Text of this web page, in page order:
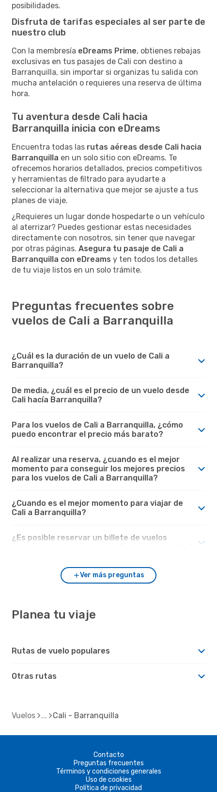
posibilidades.
Disfruta de tarifas especiales al ser parte de
nuestro club
Con la membresía eDreams Prime, obtienes rebajas
exclusivas en tus pasajes de Cali con destino a
Barranquilla, sin importar si organizas tu salida con
mucha antelación o requieres una reserva de última
hora.
Tu aventura desde Cali hacia
Barranquilla inicia con eDreams
Encuentra todas las rutas aéreas desde Cali hacia
Barranquilla en un solo sitio con eDreams. Te
ofrecemos horarios detallados, precios competitivos
y herramientas de filtrado para ayudarte a
seleccionar la alternativa que mejor se ajuste a tus
planes de viaje.
¿Requieres un lugar donde hospedarte o un vehículo
al aterrizar? Puedes gestionar estas necesidades
directamente con nosotros, sin tener que navegar
por otras páginas. Asegura tu pasaje de Cali a
Barranquilla con eDreams y ten todos los detalles
de tu viaje listos en un solo trámite.
Preguntas frecuentes sobre
vuelos de Cali a Barranquilla
¿Cuál es la duración de un vuelo de Cali a
Barranquilla?
De media, ¿cuál es el precio de un vuelo desde
Cali hacía Barranquilla?
Para los vuelos de Cali a Barranquilla, ¿cómo
puedo encontrar el precio más barato?
Al realizar una reserva, ¿cuando es el mejor
momento para conseguir los mejores precios
para los vuelos de Cali a Barranquilla?
¿Cuando es el mejor momento para viajar de
Cali a Barranquilla?
¿Es posible reservar un billete de vuelos
Ver más preguntas
Planea tu viaje
Rutas de vuelo populares
Otras rutas
Vuelos Cali - Barranquilla
Contacto
Preguntas frecuentes
Términos y condiciones generales
Uso de cookies
Política de privacidad